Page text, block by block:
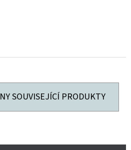
SOUVISEJÍCÍ PRODUKTY